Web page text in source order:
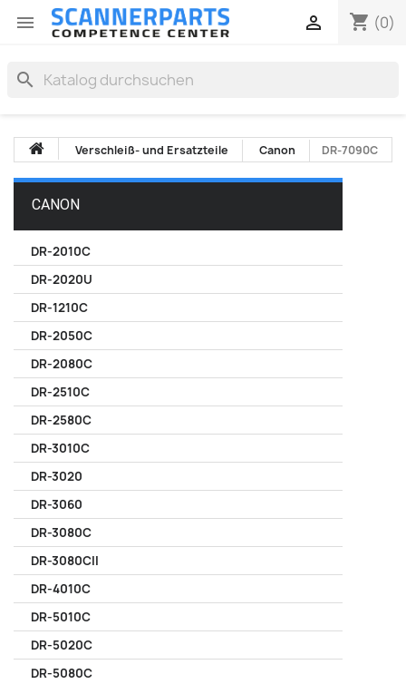
 shopping_cart (0)

search
Verschleiß- und Ersatzteile Canon DR-7090C
CANON
DR-2010C
DR-2020U
DR-1210C
DR-2050C
DR-2080C
DR-2510C
DR-2580C
DR-3010C
DR-3020
DR-3060
DR-3080C
DR-3080CII
DR-4010C
DR-5010C
DR-5020C
DR-5080C